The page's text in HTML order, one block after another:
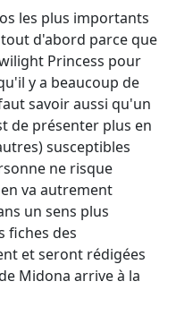
les plus importants
d'abord parce que
Princess pour
y a beaucoup de
savoir aussi qu'un
de présenter plus en
susceptibles
ne risque
va autrement
un sens plus
fiches des
et seront rédigées
Midona arrive à la